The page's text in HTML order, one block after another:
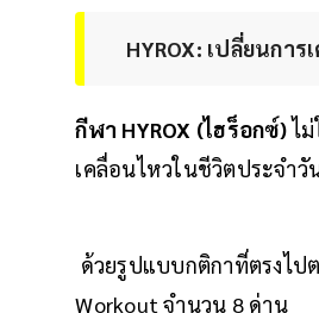
HYROX: เปลี่ยนกา
กีฬา HYROX (ไฮร็อกซ์)ไม่
เคลื่อนไหวในชีวิตประจำวั
ด้วยรูปแบบกติกาที่ตรงไป
Workout จำนวน 8 ด่าน